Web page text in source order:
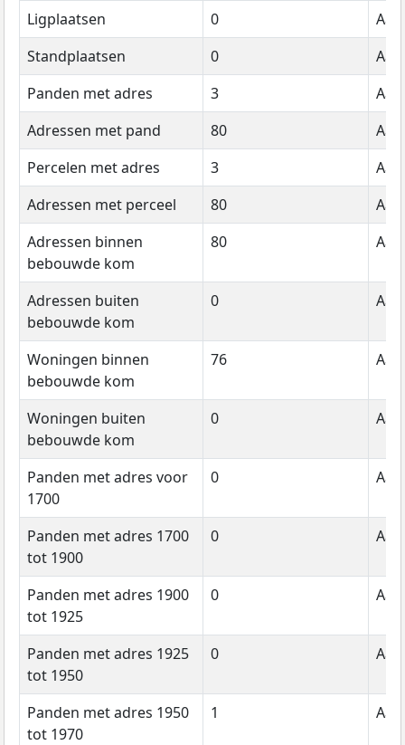
Ligplaatsen
0
Standplaatsen
0
Panden met adres
3
Adressen met pand
80
Percelen met adres
3
Adressen met perceel
80
Adressen binnen
bebouwde kom
80
Adressen buiten
bebouwde kom
0
Woningen binnen
bebouwde kom
76
Woningen buiten
bebouwde kom
0
Panden met adres voor
1700
0
Panden met adres 1700
tot 1900
0
Panden met adres 1900
tot 1925
0
Panden met adres 1925
tot 1950
0
Panden met adres 1950
tot 1970
1